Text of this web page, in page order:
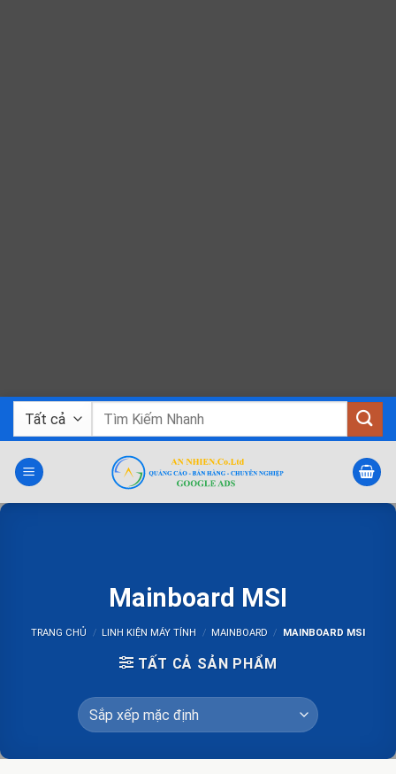
Bỏ
dung
Tìm
Mainboard MSI
TRANG CHỦ / LINH KIỆN MÁY TÍNH / MAINBOARD / MAINBOARD MSI
TẤT CẢ SẢN PHẨM